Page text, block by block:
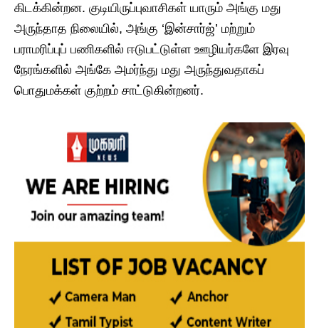
கிடக்கின்றன. குடியிருப்புவாசிகள் யாரும் அங்கு மது
அருந்தாத நிலையில், அங்கு ‘இன்சார்ஜ்’ மற்றும்
பராமரிப்புப் பணிகளில் ஈடுபட்டுள்ள ஊழியர்களே இரவு
நேரங்களில் அங்கே அமர்ந்து மது அருந்துவதாகப்
பொதுமக்கள் குற்றம் சாட்டுகின்றனர்.